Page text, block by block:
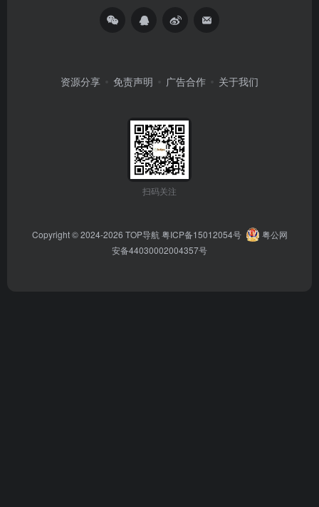
资源分享 免责声明 广告合作 关于我们
扫码关注
Copyright © 2024-2026 TOP导航 粤ICP备15012054号
粤公网
安备44030002004357号